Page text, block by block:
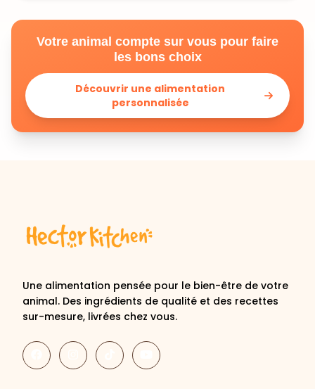
Votre animal compte sur vous pour faire
les bons choix
Découvrir une alimentation
personnalisée
Une alimentation pensée pour le bien-être de votre
animal. Des ingrédients de qualité et des recettes
sur-mesure, livrées chez vous.